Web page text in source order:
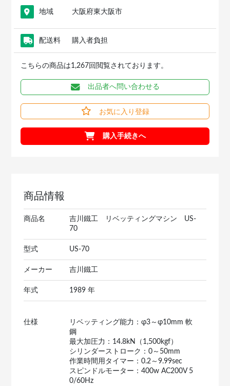
地域 大阪府東大阪市
配送料 購入者負担
こちらの商品は1,267回閲覧されております。
出品者へ問い合わせる
お気に入り登録
購入手続きへ
商品情報
商品名
吉川鐵工 リベッティングマシン US-
70
型式 US-70
メーカー 吉川鐵工
年式 1989 年
仕様
リベッティング能力：φ3～φ10mm 軟
鋼
最大加圧力：14.8kN（1,500kgf）
シリンダーストローク：0～50mm
作業時間用タイマー：0.2～9.99sec
スピンドルモーター：400w AC200V 5
0/60Hz